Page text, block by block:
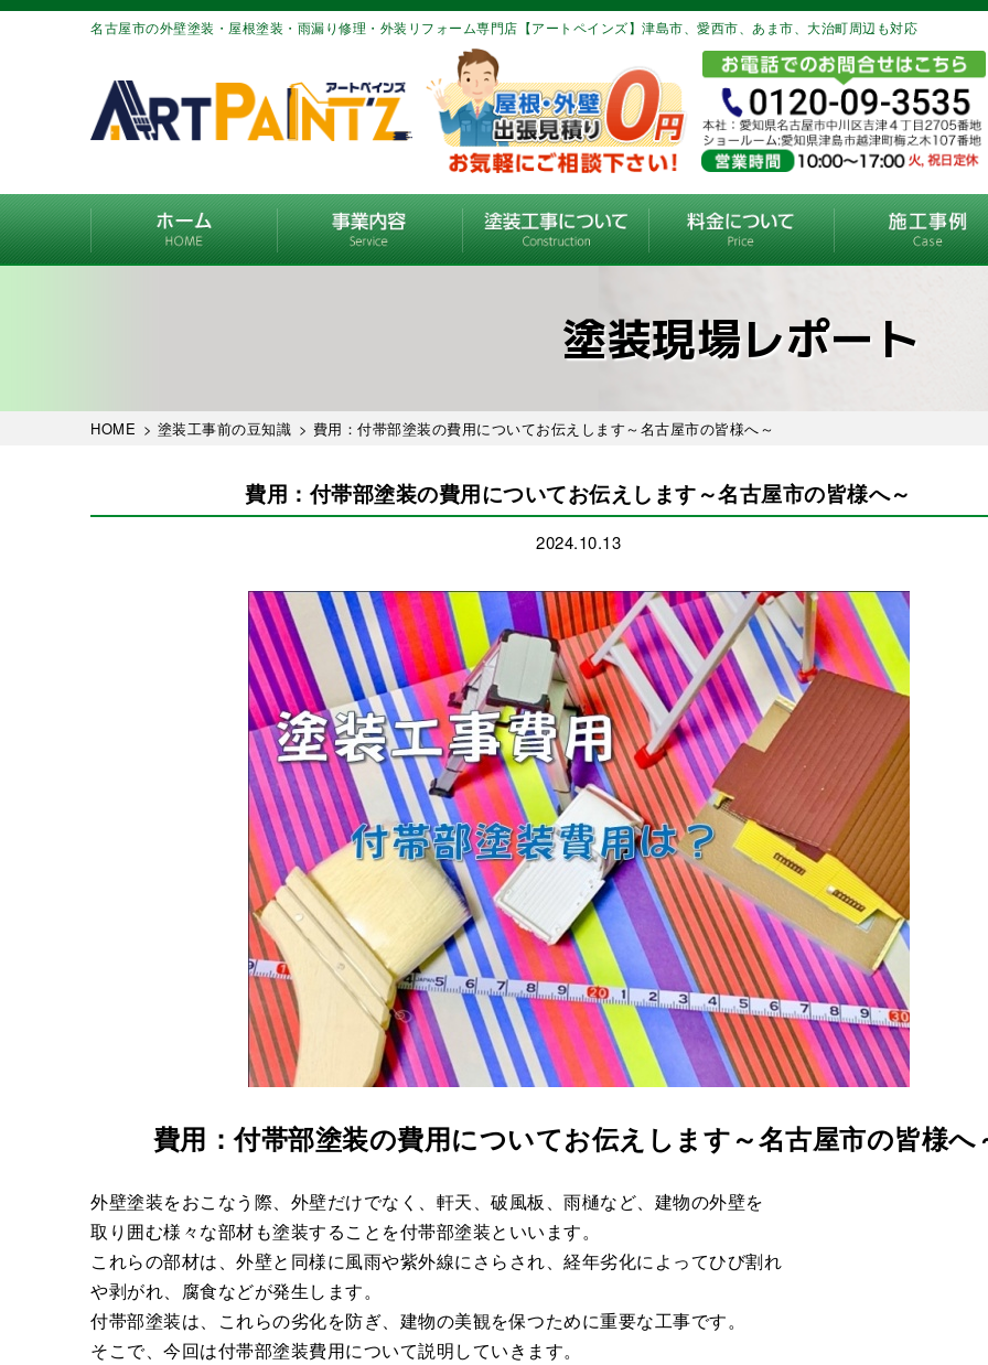
名古屋市の外壁塗装・屋根塗装・雨漏り修理・外装リフォーム専門店【アートペインズ】津島市、愛西市、あま市、大治町周辺も対応
塗装現場レポート
HOME > 塗装工事前の豆知識 > 費用：付帯部塗装の費用についてお伝えします～名古屋市の皆様へ～
費用：付帯部塗装の費用についてお伝えします～名古屋市の皆様へ～
2024.10.13
費用：付帯部塗装の費用についてお伝えします～名古屋市の皆様へ
外壁塗装をおこなう際、外壁だけでなく、軒天、破風板、雨樋など、建物の外壁を
取り囲む様々な部材も塗装することを付帯部塗装といいます。
これらの部材は、外壁と同様に風雨や紫外線にさらされ、経年劣化によってひび割れ
や剥がれ、腐食などが発生します。
付帯部塗装は、これらの劣化を防ぎ、建物の美観を保つために重要な工事です。
そこで、今回は付帯部塗装費用について説明していきます。